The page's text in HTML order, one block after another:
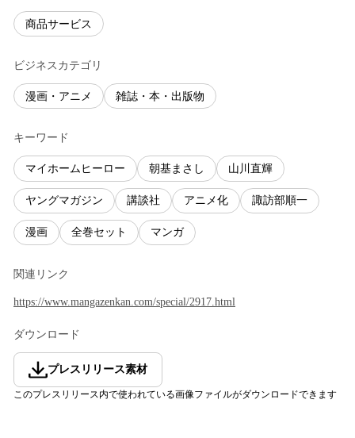
商品サービス
ビジネスカテゴリ
漫画・アニメ 雑誌・本・出版物
キーワード
マイホームヒーロー 朝基まさし 山川直輝
ヤングマガジン 講談社 アニメ化 諏訪部順一
漫画 全巻セット マンガ
関連リンク
https://www.mangazenkan.com/special/2917.html
ダウンロード
プレスリリース素材
このプレスリリース内で使われている画像ファイルがダウンロードできます